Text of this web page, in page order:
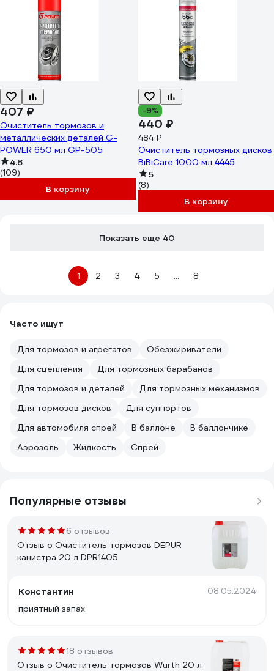
407 ₽
Очиститель тормозов и
металлических деталей G-
POWER 650 мл GP-505
4.8
(109)
В корзину
-9%
440 ₽
484 ₽
Очиститель тормозных дисков
BiBiCare 1000 мл 4445
5
(8)
В корзину
Показать еще 40
1 2 3 4 5 ... 8
Часто ищут
Для тормозов и агрегатов
Обезжириватели
Для сцепления
Для тормозных барабанов
Для тормозов и деталей
Для тормозных механизмов
Для тормозов дисков
Для суппортов
Для автомобиля спрей
В баллоне
В баллончике
Аэрозоль
Жидкость Спрей
Популярные отзывы
6 отзывов
Отзыв о Очиститель тормозов DEPUR
канистра 20 л DPR1405
Константин 08.05.2024
приятный запах
18 отзывов
Отзыв о Очиститель тормозов Wurth 20 л